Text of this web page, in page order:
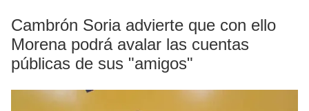
Cambrón Soria advierte que con ello
Morena podrá avalar las cuentas
públicas de sus "amigos"